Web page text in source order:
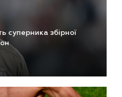
суперника збірної